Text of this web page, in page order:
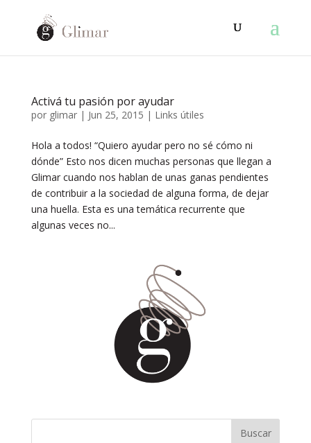
Activá tu pasión por ayudar
por glimar| Jun 25, 2015 | Links útiles
Hola a todos! “Quiero ayudar pero no sé cómo ni
dónde” Esto nos dicen muchas personas que llegan a
Glimar cuando nos hablan de unas ganas pendientes
de contribuir a la sociedad de alguna forma, de dejar
una huella. Esta es una temática recurrente que
algunas veces no...